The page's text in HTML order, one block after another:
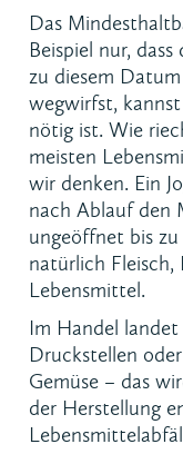
Das
Beispiel nur,
zu diesem
wegwirfst,
nötig ist. Wie
meisten
wir denken. Ein
nach Ablauf den
ungeöffnet bis
natürlich Fleisch,
Lebensmittel.
Im Handel
Druckstellen
Gemüse – das
der Herstellung